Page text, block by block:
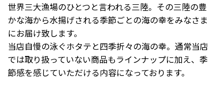
世界三大漁場のひとつと言われる三陸。その三陸の豊
かな海から水揚げされる季節ごとの海の幸をみなさま
にお届け致します。
当店自慢の泳ぐホタテと四季折々の海の幸。通常当店
では取り扱っていない商品もラインナップに加え、季
節感を感じていただける内容になっております。